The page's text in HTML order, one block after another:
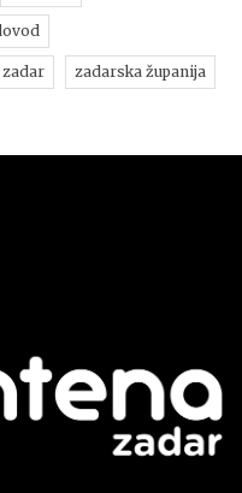
zadar zadarska županija